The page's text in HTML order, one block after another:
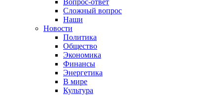
Вопрос-ответ
Сложный вопрос
Наши
Новости
Политика
Общество
Экономика
Финансы
Энергетика
В мире
Культура